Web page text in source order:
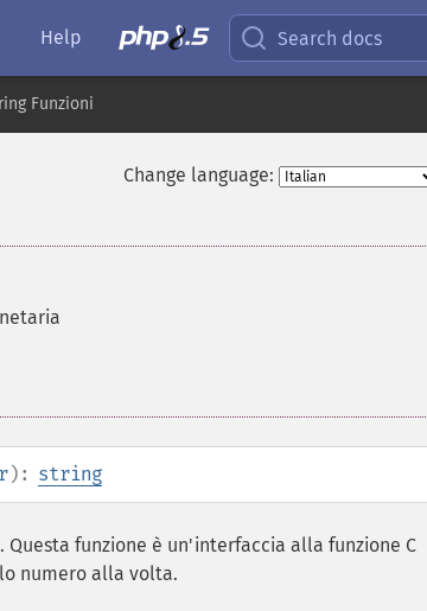
Help Search docs
Funzioni
Change language:
): string
. Questa funzione è un'interfaccia alla funzione C
numero alla volta.